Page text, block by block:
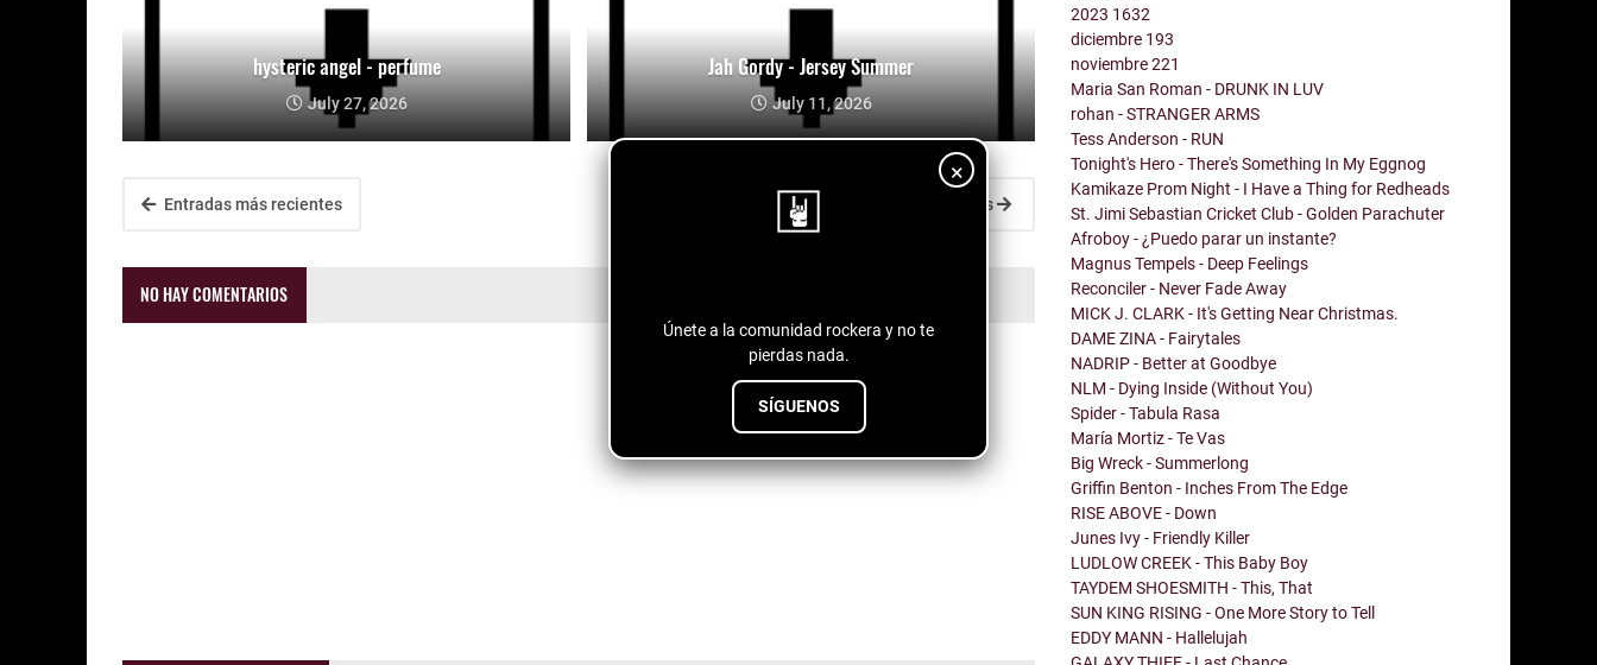
×
Únete a la comunidad rockera y no te
pierdas nada.
SÍGUENOS
hysteric angel - perfume
July 27, 2026
Jah Gordy - Jersey Summer
July 11, 2026
Entradas más recientes Entradas antiguas
NO HAY COMENTARIOS
2023 1632
diciembre 193
noviembre221
Maria San Roman - DRUNK IN LUV
rohan - STRANGER ARMS
Tess Anderson - RUN
Tonight's Hero - There's Something In My Eggnog
Kamikaze Prom Night - I Have a Thing for Redheads
St. Jimi Sebastian Cricket Club - Golden Parachuter
Afroboy - ¿Puedo parar un instante?
Magnus Tempels - Deep Feelings
Reconciler - Never Fade Away
MICK J. CLARK - It's Getting Near Christmas.
DAME ZINA - Fairytales
NADRIP - Better at Goodbye
NLM - Dying Inside (Without You)
Spider - Tabula Rasa
María Mortiz - Te Vas
Big Wreck - Summerlong
Griffin Benton - Inches From The Edge
RISE ABOVE - Down
Junes Ivy - Friendly Killer
LUDLOW CREEK - This Baby Boy
TAYDEM SHOESMITH - This, That
SUN KING RISING - One More Story to Tell
EDDY MANN - Hallelujah